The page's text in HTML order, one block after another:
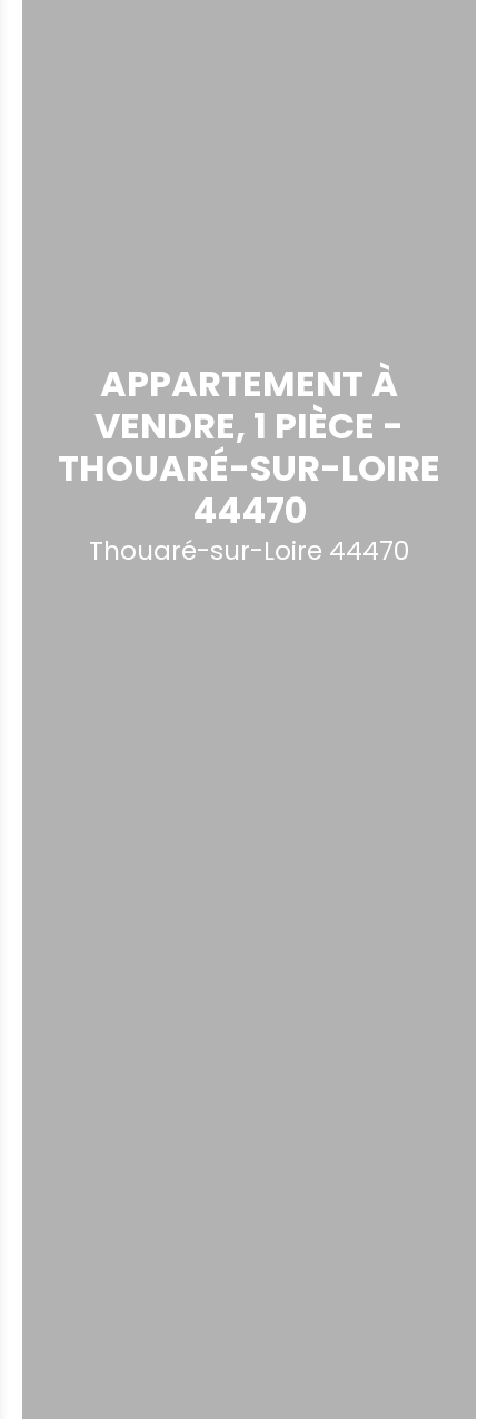
APPARTEMENT À
VENDRE, 1 PIÈCE -
THOUARÉ-SUR-LOIRE
44470
Thouaré-sur-Loire 44470